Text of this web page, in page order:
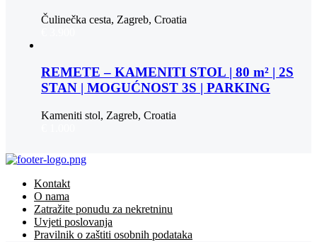
Čulinečka cesta, Zagreb, Croatia
REMETE – KAMENITI STOL | 80 m² | 2S
STAN | MOGUĆNOST 3S | PARKING
Kameniti stol, Zagreb, Croatia
Kontakt
O nama
Zatražite ponudu za nekretninu
Uvjeti poslovanja
Pravilnik o zaštiti osobnih podataka